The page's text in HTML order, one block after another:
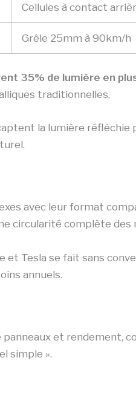
Cellules à contact
Grêle 25mm à 90km/h
35% de lumière en
traditionnelles.
la lumière
avec leur format
circularité complète des
et Tesla se fait sans
annuels.
et rendement,
simple ».